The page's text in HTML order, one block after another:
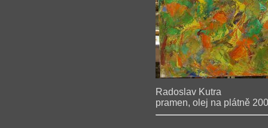
Radoslav Kutra
pramen, olej na plátně